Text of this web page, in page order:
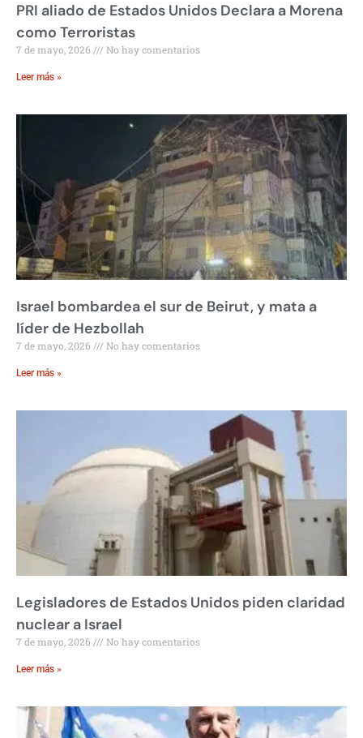
PRI aliado de Estados Unidos Declara a Morena
como Terroristas
7 de mayo, 2026 No hay comentarios
Leer más »
Israel bombardea el sur de Beirut, y mata a
líder de Hezbollah
7 de mayo, 2026 No hay comentarios
Leer más »
Legisladores de Estados Unidos piden claridad
nuclear a Israel
7 de mayo, 2026 No hay comentarios
Leer más »